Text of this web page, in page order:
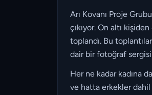
Arı Kovanı Proje
çıkıyor. On altı
toplandı. Bu
dair bir fotoğraf
Her ne kadar kadına
ve hatta erkekler